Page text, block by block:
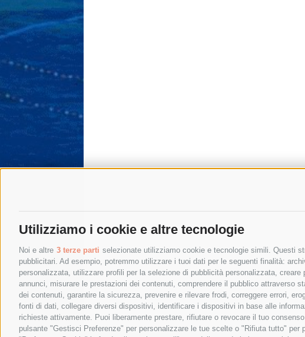
Utilizziamo i cookie e altre tecnologie
Noi e altre 3 terze parti selezionate utilizziamo cookie e tecnologie simili. Questi
pubblicitari. Ad esempio, potremmo utilizzare i tuoi dati per le seguenti finalità:
personalizzata, utilizzare profili per la selezione di pubblicità personalizzata,
annunci, misurare le prestazioni dei contenuti, comprendere il pubblico attraverso
dei contenuti, garantire la sicurezza, prevenire e rilevare frodi, correggere errori,
fonti di dati, collegare diversi dispositivi, identificare i dispositivi in base alle
richieste attivamente. Puoi liberamente prestare, rifiutare o revocare il tuo
pulsante "Gestisci Preferenze" per personalizzare le tue scelte o "Rifiuta tutto"